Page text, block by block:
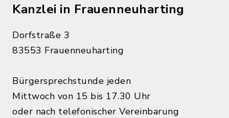
Kanzlei in Frauenneuharting
Dorfstraße 3
83553 Frauenneuharting
Bürgersprechstunde jeden
Mittwoch von 15 bis 17.30 Uhr
oder nach telefonischer Vereinbarung